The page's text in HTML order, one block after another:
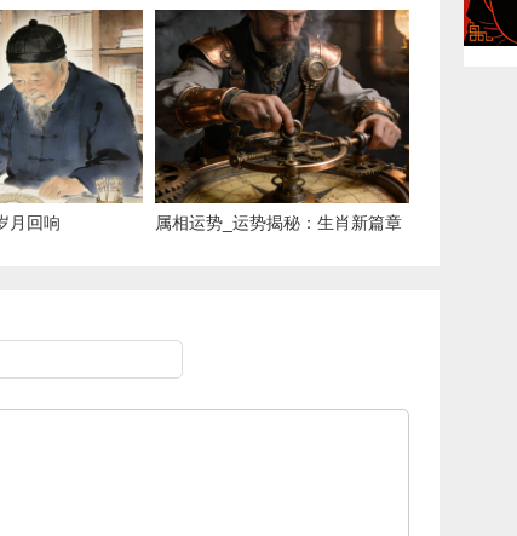
宝典
月回响 属相运势_运势揭秘：生肖新篇章